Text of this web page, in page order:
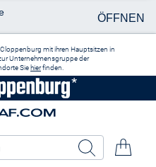
mit ihren Hauptsitzen in
Unternehmensgruppe der
Sie hierfinden.
ÖFFNEN